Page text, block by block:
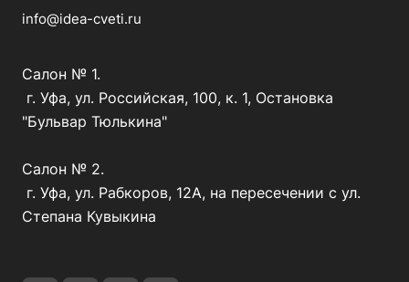
info@idea-cveti.ru
Салон № 1.
г. Уфа, ул. Российская, 100, к. 1, Остановка
"Бульвар Тюлькина"
Салон № 2.
г. Уфа, ул. Рабкоров, 12А, на пересечении с ул.
Степана Кувыкина